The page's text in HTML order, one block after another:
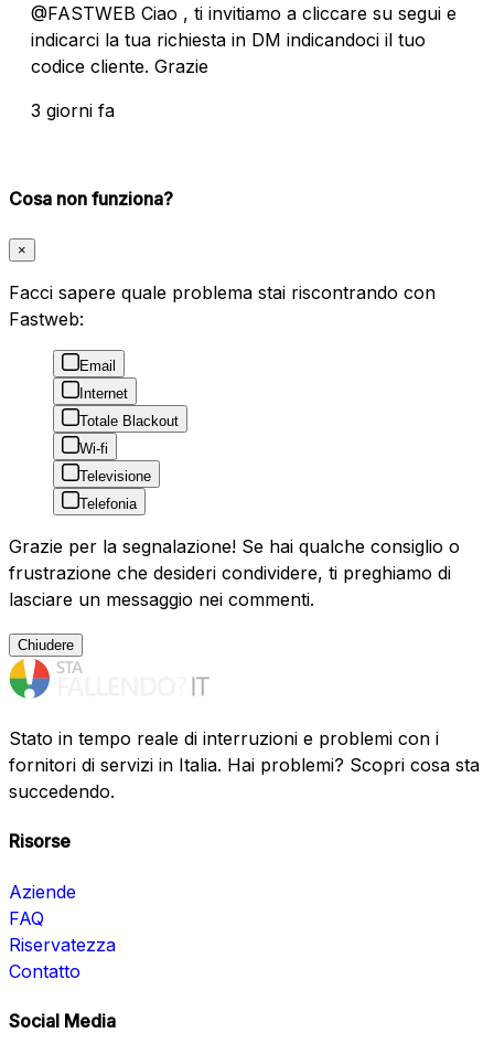
@FASTWEB Ciao , ti invitiamo a cliccare su segui e
indicarci la tua richiesta in DM indicandoci il tuo
codice cliente. Grazie
3 giorni fa
Cosa non funziona?
×
Facci sapere quale problema stai riscontrando con
Fastweb:
Email
Internet
Totale Blackout
Wi-fi
Televisione
Telefonia
Grazie per la segnalazione! Se hai qualche consiglio o
frustrazione che desideri condividere, ti preghiamo di
lasciare un messaggio nei commenti.
Chiudere
Stato in tempo reale di interruzioni e problemi con i
fornitori di servizi in Italia. Hai problemi? Scopri cosa sta
succedendo.
Risorse
Aziende
FAQ
Riservatezza
Contatto
Social Media